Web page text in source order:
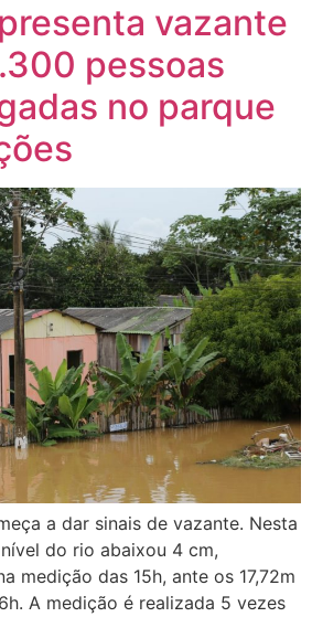
vazante
pessoas
no parque
a dar sinais de vazante. Nesta
do rio abaixou 4 cm,
medição das 15h, ante os 17,72m
A medição é realizada 5 vezes